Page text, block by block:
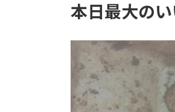
本日最大のい